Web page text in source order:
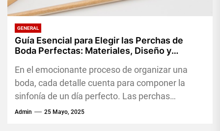
GENERAL
Guía Esencial para Elegir las Perchas de
Boda Perfectas: Materiales, Diseño y
En el emocionante proceso de organizar una
boda, cada detalle cuenta para componer la
sinfonía de un día perfecto. Las perchas
personalizadas para los trajes...
Admin 25 Mayo, 2025